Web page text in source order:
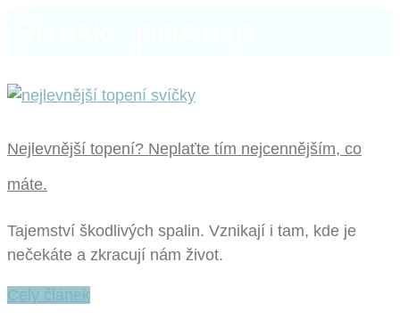
Nejlevnější topení? Neplaťte tím nejcennějším, co
máte.
Tajemství škodlivých spalin. Vznikají i tam, kde je
nečekáte a zkracují nám život.
Celý článek